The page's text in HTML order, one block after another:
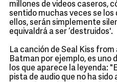
millones de videos caseros,
sentido muchas veces se los
ellos, serán simplemente
equivaldrá a ser ‘destruidos'.
La canción de Seal Kiss from
Batman por ejemplo, es uno
los que aparece la leyenda:
pista de audio que no ha sido